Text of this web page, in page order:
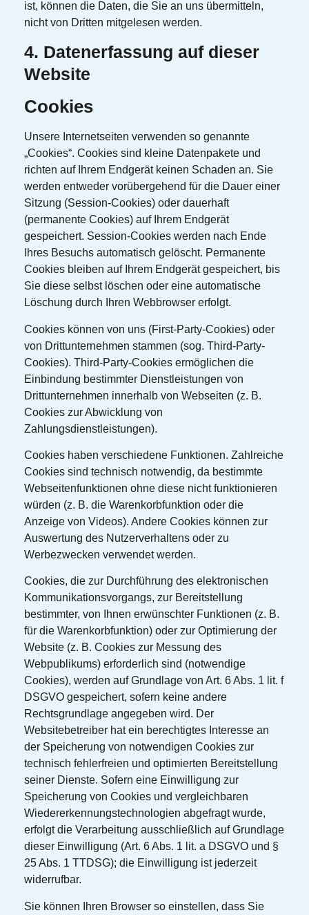
ist, können die Daten, die Sie an uns übermitteln,
nicht von Dritten mitgelesen werden.
4. Datenerfassung auf dieser
Website
Cookies
Unsere Internetseiten verwenden so genannte
„Cookies“. Cookies sind kleine Datenpakete und
richten auf Ihrem Endgerät keinen Schaden an. Sie
werden entweder vorübergehend für die Dauer einer
Sitzung (Session-Cookies) oder dauerhaft
(permanente Cookies) auf Ihrem Endgerät
gespeichert. Session-Cookies werden nach Ende
Ihres Besuchs automatisch gelöscht. Permanente
Cookies bleiben auf Ihrem Endgerät gespeichert, bis
Sie diese selbst löschen oder eine automatische
Löschung durch Ihren Webbrowser erfolgt.
Cookies können von uns (First-Party-Cookies) oder
von Drittunternehmen stammen (sog. Third-Party-
Cookies). Third-Party-Cookies ermöglichen die
Einbindung bestimmter Dienstleistungen von
Drittunternehmen innerhalb von Webseiten (z. B.
Cookies zur Abwicklung von
Zahlungsdienstleistungen).
Cookies haben verschiedene Funktionen. Zahlreiche
Cookies sind technisch notwendig, da bestimmte
Webseitenfunktionen ohne diese nicht funktionieren
würden (z. B. die Warenkorbfunktion oder die
Anzeige von Videos). Andere Cookies können zur
Auswertung des Nutzerverhaltens oder zu
Werbezwecken verwendet werden.
Cookies, die zur Durchführung des elektronischen
Kommunikationsvorgangs, zur Bereitstellung
bestimmter, von Ihnen erwünschter Funktionen (z. B.
für die Warenkorbfunktion) oder zur Optimierung der
Website (z. B. Cookies zur Messung des
Webpublikums) erforderlich sind (notwendige
Cookies), werden auf Grundlage von Art. 6 Abs. 1 lit. f
DSGVO gespeichert, sofern keine andere
Rechtsgrundlage angegeben wird. Der
Websitebetreiber hat ein berechtigtes Interesse an
der Speicherung von notwendigen Cookies zur
technisch fehlerfreien und optimierten Bereitstellung
seiner Dienste. Sofern eine Einwilligung zur
Speicherung von Cookies und vergleichbaren
Wiedererkennungstechnologien abgefragt wurde,
erfolgt die Verarbeitung ausschließlich auf Grundlage
dieser Einwilligung (Art. 6 Abs. 1 lit. a DSGVO und §
25 Abs. 1 TTDSG); die Einwilligung ist jederzeit
widerrufbar.
Sie können Ihren Browser so einstellen, dass Sie